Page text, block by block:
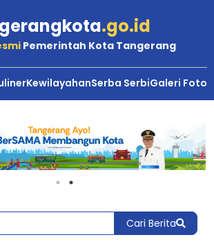
.go.id
Pemerintah Kota Tangerang
KewilayahanSerba SerbiGaleri Foto
Cari Berita